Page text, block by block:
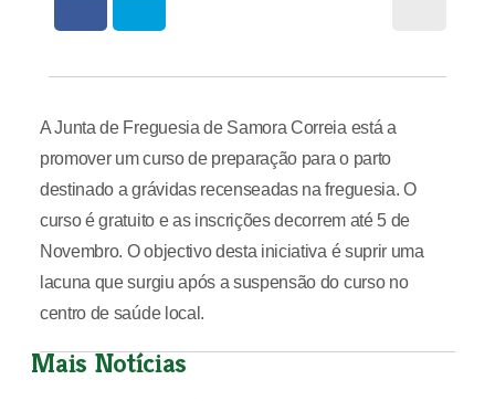
A Junta de Freguesia de Samora Correia está a
promover um curso de preparação para o parto
destinado a grávidas recenseadas na freguesia. O
curso é gratuito e as inscrições decorrem até 5 de
Novembro. O objectivo desta iniciativa é suprir uma
lacuna que surgiu após a suspensão do curso no
centro de saúde local.
Mais Notícias